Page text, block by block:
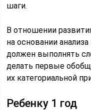
шаги.
В отношении
на основании
должен выполнять
делать первые
их категориальной
Ребенку 1 год